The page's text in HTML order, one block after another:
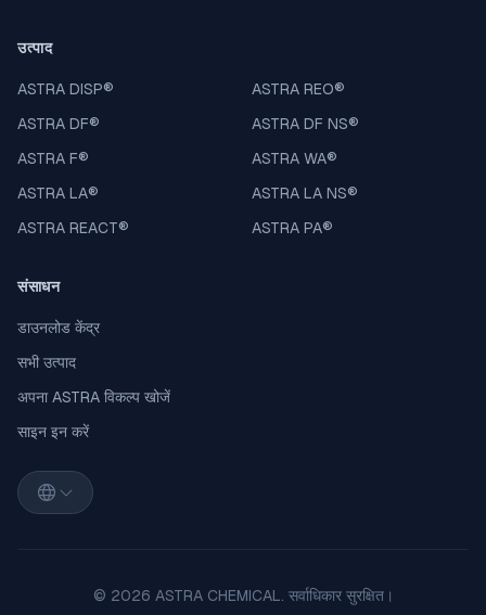
उत्पाद
ASTRA DISP® ASTRA REO®
ASTRA DF® ASTRA DF NS®
ASTRA F® ASTRA WA®
ASTRA LA® ASTRA LA NS®
ASTRA REACT® ASTRA PA®
संसाधन
डाउनलोड केंद्र
सभी उत्पाद
अपना ASTRA विकल्प खोजें
साइन इन करें
© 2026 ASTRA CHEMICAL. सर्वाधिकार सुरक्षित।